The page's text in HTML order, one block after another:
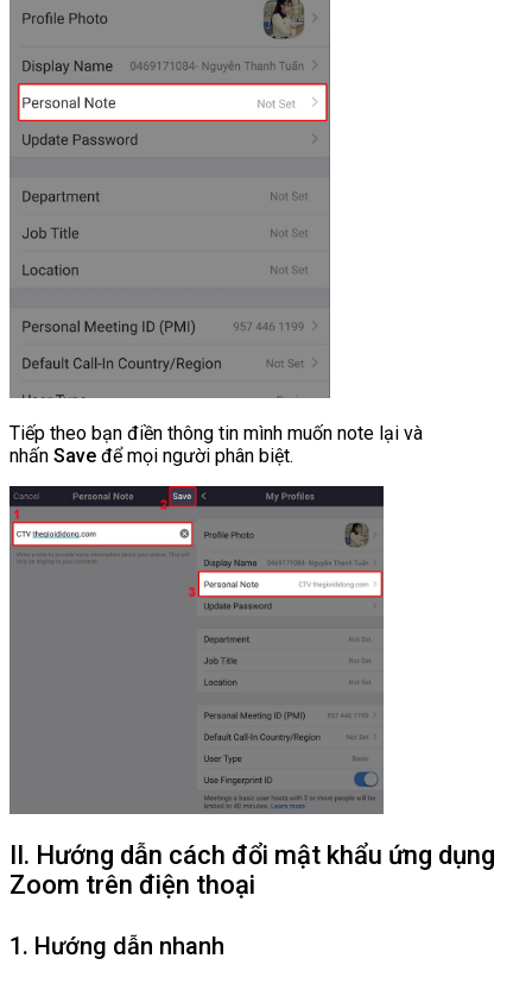
Tiếp theo bạn điền thông tin mình muốn note lại và
nhấn Save để mọi người phân biệt.
II. Hướng dẫn cách đổi mật khẩu ứng dụng
Zoom trên điện thoại
1. Hướng dẫn nhanh